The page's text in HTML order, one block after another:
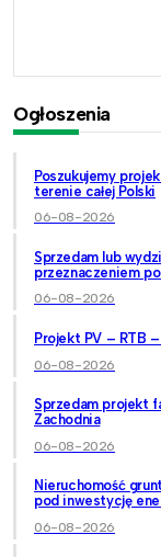
Ogłoszenia
Poszukujemy
terenie całej Polski
06-08-2026
Sprzedam lub
przeznaczeniem
06-08-2026
Projekt PV – RTB
06-08-2026
Sprzedam projekt
Zachodnia
06-08-2026
Nieruchomość
pod inwestycję
06-08-2026